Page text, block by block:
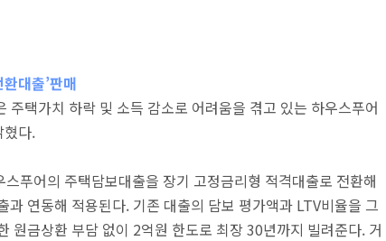
대출’판매
택가치 하락 및 소득 감소로 어려움을 겪고 있는 하우스푸어
혔다.
푸어의 주택담보대출을 장기 고정금리형 적격대출로 전환해
연동해 적용된다. 기존 대출의 담보 평가액과 LTV비율을 그
원금상환 부담 없이 2억원 한도로 최장 30년까지 빌려준다. 거